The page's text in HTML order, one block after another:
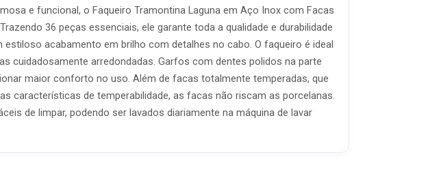
e funcional, o Faqueiro Tramontina Laguna em Aço Inox com Facas
36 peças essenciais, ele garante toda a qualidade e durabilidade
acabamento em brilho com detalhes no cabo. O faqueiro é ideal
cuidadosamente arredondadas. Garfos com dentes polidos na parte
maior conforto no uso. Além de facas totalmente temperadas, que
características de temperabilidade, as facas não riscam as porcelanas.
de limpar, podendo ser lavados diariamente na máquina de lavar